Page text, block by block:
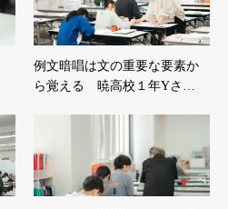
例文暗唱は文の重要な要素か
ら覚える 暁高校１年Yさ…